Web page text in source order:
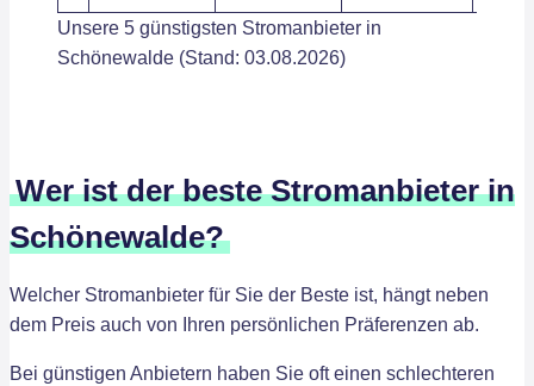
Unsere 5 günstigsten Stromanbieter in
Schönewalde (Stand: 03.08.2026)
Wer ist der beste Stromanbieter in
Schönewalde?
Welcher Stromanbieter für Sie der Beste ist, hängt neben
dem Preis auch von Ihren persönlichen Präferenzen ab.
Bei günstigen Anbietern haben Sie oft einen schlechteren